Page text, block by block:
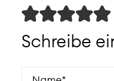
Schreibe